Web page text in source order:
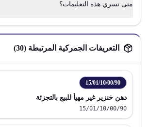
متى تسري هذه التعليمات؟
التعريفات الجمركية المرتبطة (30
)
15/01/10/00/90
دهن خنزير غير مهيأ للبيع بالتجزئة
15/01/10/00/90